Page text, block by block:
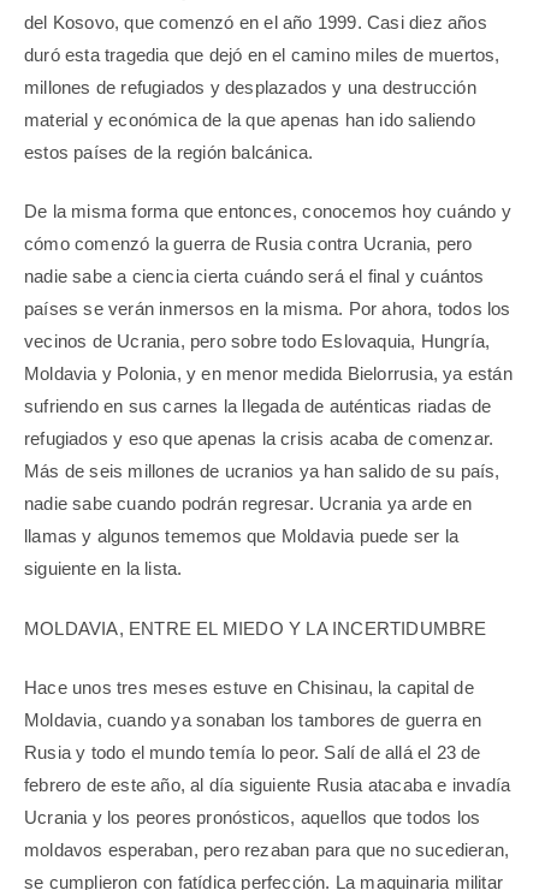
del Kosovo, que comenzó en el año 1999. Casi diez años
duró esta tragedia que dejó en el camino miles de muertos,
millones de refugiados y desplazados y una destrucción
material y económica de la que apenas han ido saliendo
estos países de la región balcánica.
De la misma forma que entonces, conocemos hoy cuándo y
cómo comenzó la guerra de Rusia contra Ucrania, pero
nadie sabe a ciencia cierta cuándo será el final y cuántos
países se verán inmersos en la misma. Por ahora, todos los
vecinos de Ucrania, pero sobre todo Eslovaquia, Hungría,
Moldavia y Polonia, y en menor medida Bielorrusia, ya están
sufriendo en sus carnes la llegada de auténticas riadas de
refugiados y eso que apenas la crisis acaba de comenzar.
Más de seis millones de ucranios ya han salido de su país,
nadie sabe cuando podrán regresar. Ucrania ya arde en
llamas y algunos tememos que Moldavia puede ser la
siguiente en la lista.
MOLDAVIA, ENTRE EL MIEDO Y LA INCERTIDUMBRE
Hace unos tres meses estuve en Chisinau, la capital de
Moldavia, cuando ya sonaban los tambores de guerra en
Rusia y todo el mundo temía lo peor. Salí de allá el 23 de
febrero de este año, al día siguiente Rusia atacaba e invadía
Ucrania y los peores pronósticos, aquellos que todos los
moldavos esperaban, pero rezaban para que no sucedieran,
se cumplieron con fatídica perfección. La maquinaria militar